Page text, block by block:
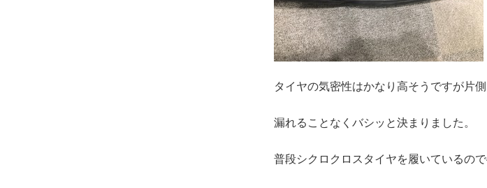
タイヤの気密性はかなり高そうですが片
漏れることなくバシッと決まりました。
普段シクロクロスタイヤを履いているの